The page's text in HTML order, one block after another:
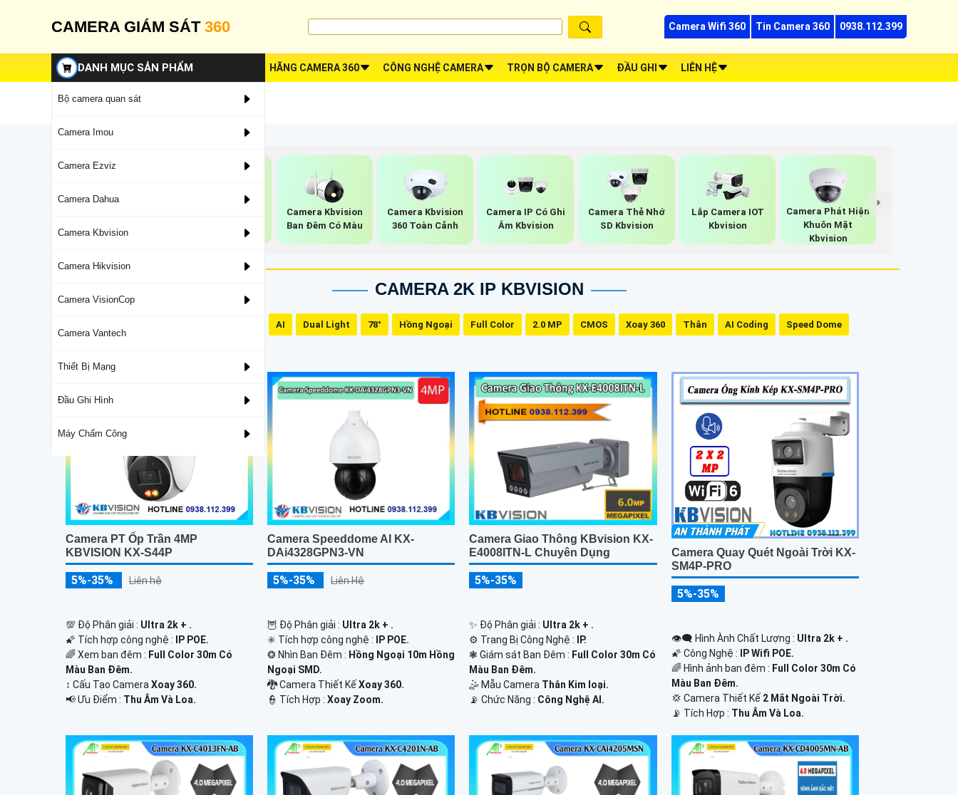
CAMERA GIÁM SÁT 360 Camera Wifi 360 Tin Camera 360 0938.112.399
DANH MỤC SẢN PHẨM
Bộ camera quan sát
Camera Imou
Camera Ezviz
Camera Dahua
Camera Kbvision
Camera Hikvision
Camera VisionCop
Camera Vantech
Thiết Bị Mạng
Đầu Ghi Hình
Máy Chấm Công
HÃNG CAMERA 360 CÔNG NGHỆ CAMERA TRỌN BỘ CAMERA ĐẦU GHI LIÊN HỆ
Camera Kbvision
Ban Đêm Có Màu
Camera Kbvision
360 Toàn Cảnh
Camera IP Có Ghi
Âm Kbvision
Camera Thẻ Nhớ
SD Kbvision
Lắp Camera IOT
Kbvision
Camera Phát Hiện
Khuôn Mặt
Kbvision
CAMERA 2K IP KBVISION
AI Dual Light 78° Hồng Ngoại Full Color 2.0 MP CMOS Xoay 360 Thân AI Coding Speed Dome
Camera PT Ốp Trần 4MP
KBVISION KX-S44P
5%-35% Liên hệ
💯 Độ Phân giải : Ultra 2k + .
🌠 Tích hợp công nghệ :
IP POE.
🌈 Xem ban đêm : Full Color 30m Có
Màu Ban Ðêm.
↕️ Cấu Tạo Camera Xoay 360.
️📢 Ưu Điểm : Thu Âm Và Loa.
Camera Speeddome AI KX-
DAi4328GPN3-VN
5%-35% Liên Hệ
🦉 Độ Phân giải : Ultra 2k + .
✳️ Tích hợp công nghệ :
IP POE.
❂ Nhìn Ban Đêm : Hồng Ngoại 10m Hồng
Ngoại SMD.
🐉️ Camera Thiết KếXoay 360.
️👮 Tích Hợp :Xoay Zoom.
Camera Giao Thông KBvision KX-
E4008ITN-L Chuyên Dụng
5%-35%
✨ Độ Phân giải : Ultra 2k + .
⚙ Trang Bị Công Nghệ :
IP.
❃ Giám sát Ban Đêm : Full Color 30m Có
Màu Ban Ðêm.
🤹 Mẫu Camera Thân Kim loại.
️📡 Chức Năng : Công Nghệ AI.
Camera Quay Quét Ngoài Trời KX-
SM4P-PRO
5%-35%
👁️‍🗨 Hình Ành Chất Lượng : Ultra 2k + .
🌠 Công Nghệ :
IP Wifi POE.
🌈 Hình ảnh ban đêm : Full Color 30m Có
Màu Ban Ðêm.
💢 Camera Thiết Kế 2 Mắt Ngoài Trời.
️📡 Tích Hợp : Thu Âm Và Loa.